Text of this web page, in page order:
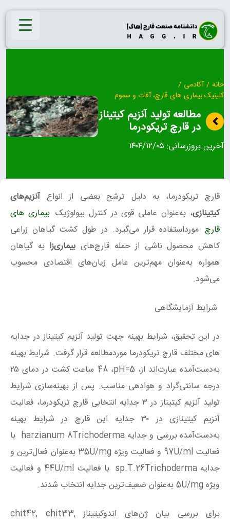
Skip
content
خانه / آکادمی /
کلینیک بیماری‌ های قارچ، آفات و سموم
مطالعه توليد آنزيم كيتيناز
در قارچ تريكودرما
آخرین بروزرسانی: ۱۴۰۴/۱۲/۰۵
قارچ تریکودرما، به دلیل ترشح بعضی از انواعآنزیم‌های
کیتینازی، به‌عنوان عاملی قوی در کنترل بیولوژیک بیماری های
قارچ مورداستفاده قرار می‌گیرد. در طول کشت گیاهان زراعی
کاهش محصول ناشی از حمله قارچ‌های بیماری‌زا به گیاهان
همواره به‌عنوان مهم‌ترین عامل زیان‌های اقتصادی محسوب
می‌شود.
شرایط آزمایشگاهی
در این تحقیق، شرایط بهینه جهت تولید آنزیم کیتیناز در جدایه
های مختلف قارچ تریکودرما موردمطالعه قرار گرفت. شرایط بهینه
به‌دست‌آمده عبارت‌اند از، pH=5، 48
ساعت کشت در دمای ۲۵
درجه سانتی‌گراد و هوادهی مناسب. پس از بهینه‌سازی شرایط
تولید آنزیم کیتیناز در ۳ جدایه انتخابی قارچ تریکودرما، فعالیت
آنزیم کیتینازی در ۳۰ جدایه این قارچ در شرایط بهینه
به‌دست‌آمده بررسی و جدایهTrichoderma
harzianum 8
با
فعالیت 97U/ml و فعالیت ویژه 35U/mg به‌عنوان فعال‌ترین و
جدایه Trichoderma
sp.T.26 با فعالیت 44U/ml و فعالیت
ویژه 5U/mgبه‌عنوان ضعیف‌ترین جدایه انتخاب شدند.
برای بررسی بیان ژن‌های اندوکیتیناز chit42, chit33,